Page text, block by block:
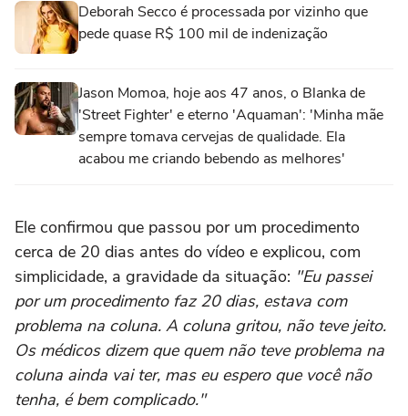
Deborah Secco é processada por vizinho que
pede quase R$ 100 mil de indenização
Jason Momoa, hoje aos 47 anos, o Blanka de
'Street Fighter' e eterno 'Aquaman': 'Minha mãe
sempre tomava cervejas de qualidade. Ela
acabou me criando bebendo as melhores'
Ele confirmou que passou por um procedimento
cerca de 20 dias antes do vídeo e explicou, com
simplicidade, a gravidade da situação: "Eu passei
por um procedimento faz 20 dias, estava com
problema na coluna. A coluna gritou, não teve jeito.
Os médicos dizem que quem não teve problema na
coluna ainda vai ter, mas eu espero que você não
tenha, é bem complicado."